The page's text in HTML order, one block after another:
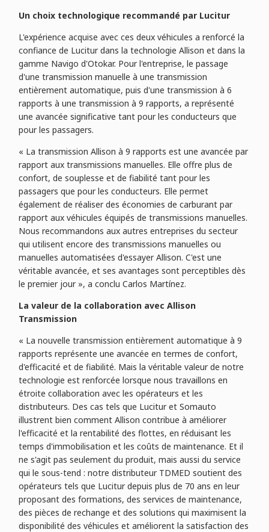
Un choix technologique recommandé par Lucitur
L'expérience acquise avec ces deux véhicules a renforcé la
confiance de Lucitur dans la technologie Allison et dans la
gamme Navigo d'Otokar. Pour l'entreprise, le passage
d'une transmission manuelle à une transmission
entièrement automatique, puis d'une transmission à 6
rapports à une transmission à 9 rapports, a représenté
une avancée significative tant pour les conducteurs que
pour les passagers.
« La transmission Allison à 9 rapports est une avancée par
rapport aux transmissions manuelles. Elle offre plus de
confort, de souplesse et de fiabilité tant pour les
passagers que pour les conducteurs. Elle permet
également de réaliser des économies de carburant par
rapport aux véhicules équipés de transmissions manuelles.
Nous recommandons aux autres entreprises du secteur
qui utilisent encore des transmissions manuelles ou
manuelles automatisées d'essayer Allison. C'est une
véritable avancée, et ses avantages sont perceptibles dès
le premier jour », a conclu Carlos Martínez.
La valeur de la collaboration avec Allison
Transmission
« La nouvelle transmission entièrement automatique à 9
rapports représente une avancée en termes de confort,
d'efficacité et de fiabilité. Mais la véritable valeur de notre
technologie est renforcée lorsque nous travaillons en
étroite collaboration avec les opérateurs et les
distributeurs. Des cas tels que Lucitur et Somauto
illustrent bien comment Allison contribue à améliorer
l'efficacité et la rentabilité des flottes, en réduisant les
temps d'immobilisation et les coûts de maintenance. Et il
ne s'agit pas seulement du produit, mais aussi du service
qui le sous-tend : notre distributeur TDMED soutient des
opérateurs tels que Lucitur depuis plus de 70 ans en leur
proposant des formations, des services de maintenance,
des pièces de rechange et des solutions qui maximisent la
disponibilité des véhicules et améliorent la satisfaction des